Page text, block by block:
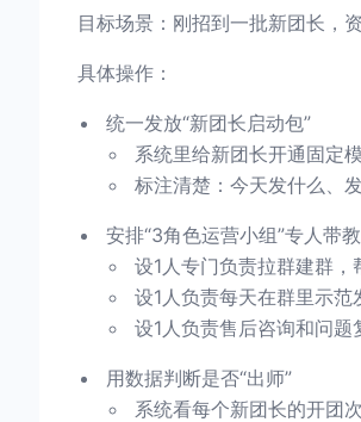
目标场景：刚招到一批新团长，
具体操作：
统一发放“新团长启动包”
系统里给新团长开通固定
标注清楚：今天发什么、
安排“3角色运营小组”专人带教
设1人专门负责拉群建群
设1人负责每天在群里示
设1人负责售后咨询和问
用数据判断是否“出师”
系统看每个新团长的开团